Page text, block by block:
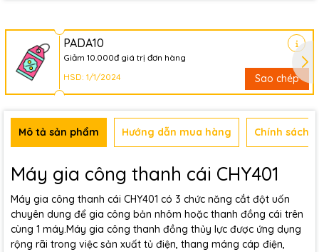
PADA10
Giảm 10.000đ giá trị đơn hàng
HSD: 1/1/2024
Sao chép
Mô tả sản phẩm Hướng dẫn mua hàng Chính sách
Máy gia công thanh cái CHY401
Máy gia công thanh cái CHY401 có 3 chức năng cắt đột uốn
chuyên dung để gia công bản nhôm hoặc thanh đồng cái trên
cùng 1 máy.Máy gia công thanh đồng thủy lực được ứng dụng
rộng rãi trong việc sản xuất tủ điện, thang máng cáp điện,